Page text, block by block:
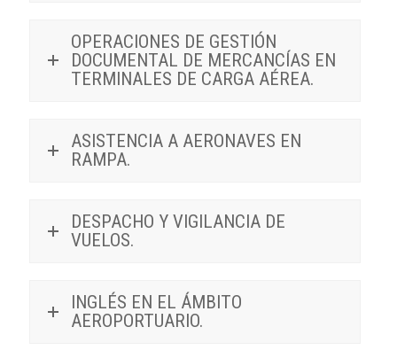
OPERACIONES DE GESTIÓN
DOCUMENTAL DE MERCANCÍAS EN
TERMINALES DE CARGA AÉREA.
ASISTENCIA A AERONAVES EN
RAMPA.
DESPACHO Y VIGILANCIA DE
VUELOS.
INGLÉS EN EL ÁMBITO
AEROPORTUARIO.